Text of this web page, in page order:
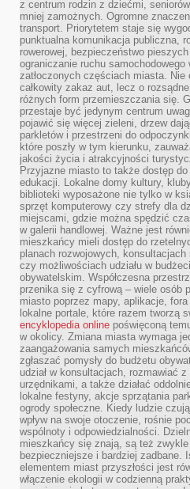
z centrum rodzin z dziećmi,
mniej zamożnych. Ogromne
transport. Priorytetem staje się
punktualna komunikacja publiczna,
rowerowej, bezpieczeństwo pieszych
ograniczanie ruchu samochodowego
zatłoczonych częściach miasta. Nie
całkowity zakaz aut, lecz o
różnych form przemieszczania się.
przestaje być jedynym centrum
pojawić się więcej zieleni, drzew
parkletów i przestrzeni do
które poszły w tym kierunku,
jakości życia i atrakcyjności
Przyjazne miasto to także dostęp
edukacji. Lokalne domy kultury,
biblioteki wyposażone nie tylko w
sprzęt komputerowy czy strefy dla
miejscami, gdzie można spędzić
w galerii handlowej. Ważne jest
mieszkańcy mieli dostęp do
planach rozwojowych, konsultacjach
czy możliwościach udziału w
obywatelskim. Współczesna
przenika się z cyfrową – wiele osób
miasto poprzez mapy, aplikacje,
lokalne portale, które razem tworzą
encyklopedia online poświęconą
w okolicy. Zmiana miasta wymaga
zaangażowania samych
zgłaszać pomysły do budżetu
udział w konsultacjach, rozmawiać z
urzędnikami, a także działać
lokalne festyny, akcje sprzątania
ogrody społeczne. Kiedy ludzie
wpływ na swoje otoczenie, rośnie
wspólnoty i odpowiedzialności.
mieszkańcy się znają, są też zwykle
bezpieczniejsze i bardziej zadbane.
elementem miast przyszłości jest
włączenie ekologii w codzienną